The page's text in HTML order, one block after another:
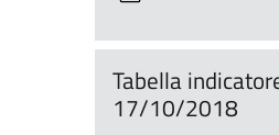
Tabella
17/10/2018